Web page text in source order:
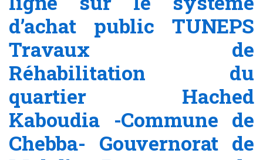
d’achat public TUNEPS
Travaux de
Réhabilitation du
quartier Hached
Kaboudia -Commune de
Chebba- Gouvernorat de